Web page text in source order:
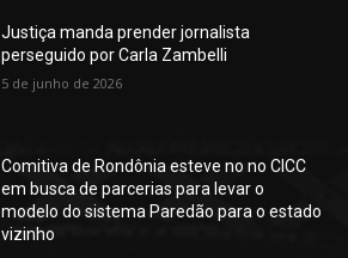
Justiça manda prender jornalista
perseguido por Carla Zambelli
5 de junho de 2026
Comitiva de Rondônia esteve no no CICC
em busca de parcerias para levar o
modelo do sistema Paredão para o estado
vizinho